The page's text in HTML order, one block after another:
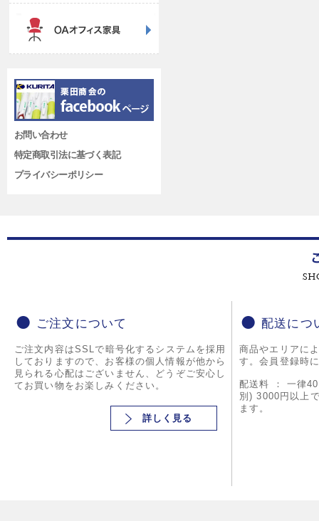
お問い合わせ
特定商取引法に基づく表記
プライバシーポリシー
ご注文について
ご注文内容はSSLで暗号化するシステムを採用
しておりますので、お客様の個人情報が他から
見られる心配はございません、どうぞご安心し
てお買い物をお楽しみください。
詳しく見る
配送につ
商品やエリアに
す。会員登録時
配送料 ： 一律
別) 3000円以上
ます。